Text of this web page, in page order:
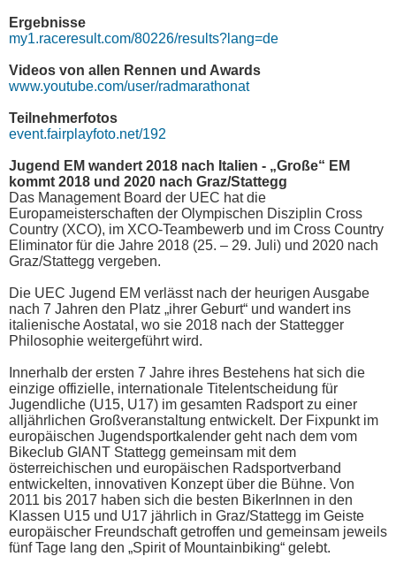
Ergebnisse
my1.raceresult.com/80226/results?lang=de
Videos von allen Rennen und Awards
www.youtube.com/user/radmarathonat
Teilnehmerfotos
event.fairplayfoto.net/192
Jugend EM wandert 2018 nach Italien - „Große“ EM
kommt 2018 und 2020 nach Graz/Stattegg
Das Management Board der UEC hat die
Europameisterschaften der Olympischen Disziplin Cross
Country (XCO), im XCO-Teambewerb und im Cross Country
Eliminator für die Jahre 2018 (25. – 29. Juli) und 2020 nach
Graz/Stattegg vergeben.
Die UEC Jugend EM verlässt nach der heurigen Ausgabe
nach 7 Jahren den Platz „ihrer Geburt“ und wandert ins
italienische Aostatal, wo sie 2018 nach der Stattegger
Philosophie weitergeführt wird.
Innerhalb der ersten 7 Jahre ihres Bestehens hat sich die
einzige offizielle, internationale Titelentscheidung für
Jugendliche (U15, U17) im gesamten Radsport zu einer
alljährlichen Großveranstaltung entwickelt. Der Fixpunkt im
europäischen Jugendsportkalender geht nach dem vom
Bikeclub GIANT Stattegg gemeinsam mit dem
österreichischen und europäischen Radsportverband
entwickelten, innovativen Konzept über die Bühne. Von
2011 bis 2017 haben sich die besten BikerInnen in den
Klassen U15 und U17 jährlich in Graz/Stattegg im Geiste
europäischer Freundschaft getroffen und gemeinsam jeweils
fünf Tage lang den „Spirit of Mountainbiking“ gelebt.